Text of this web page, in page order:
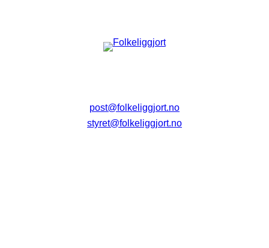
post@folkeliggjort.no
styret@folkeliggjort.no